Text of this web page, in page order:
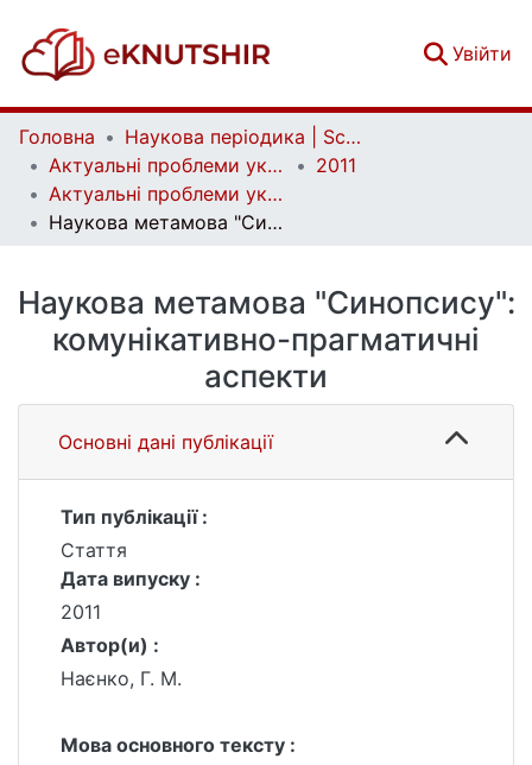
Увійти
Головна
Наукова періодика | Scientific periodicals
Актуальні проблеми української лінгвістики: теорія і практика | Current issues of Ukrainian linguistics: theory and practice
2011
Актуальні проблеми української лінгвістики: теорія і практика. Вип. 22
Наукова метамова "Синопсису": комунікативно-прагматичні аспекти
Наукова метамова "Синопсису":
комунікативно-прагматичні
аспекти
Основні дані публікації
Тип публікації :
Стаття
Дата випуску :
2011
Автор(и) :
Наєнко, Г. М.
Мова основного тексту :